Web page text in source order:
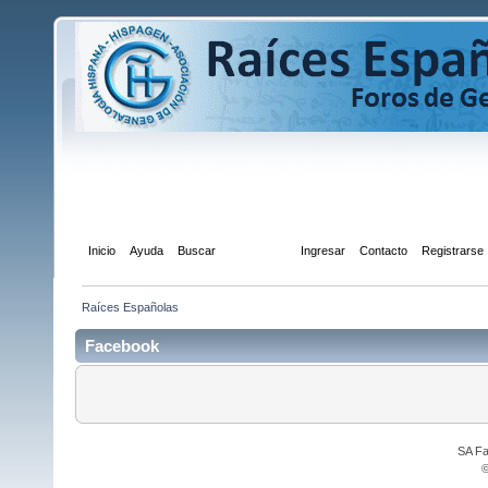
Inicio Ayuda Buscar Ingresar Contacto Registrarse
Raíces Españolas
Facebook
SA